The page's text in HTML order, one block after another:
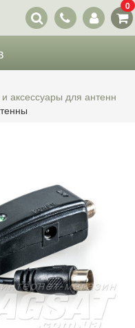
Наши
контакты
0
аксессуары для антенн